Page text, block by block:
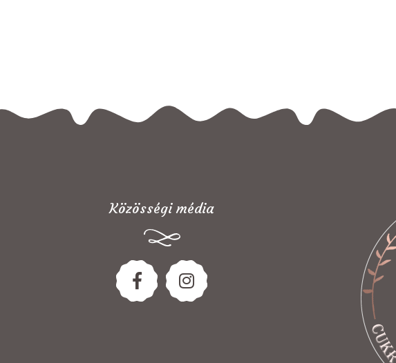
Közösségi média